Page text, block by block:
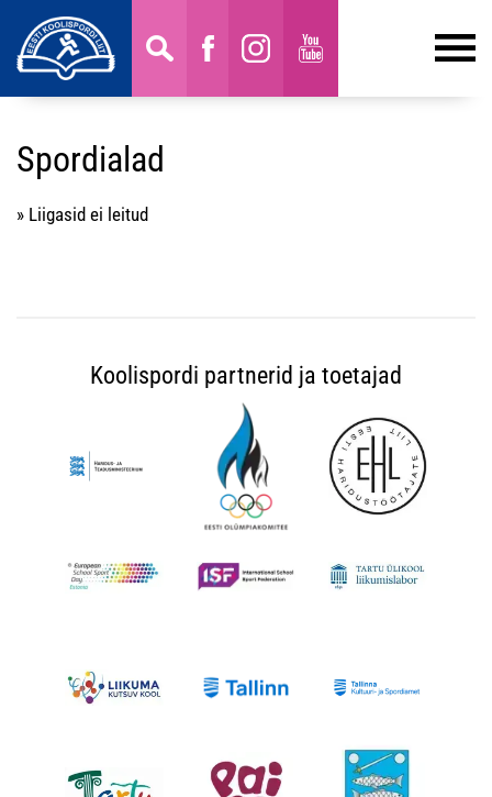
Spordialad
» Liigasid ei leitud
Koolispordi partnerid ja toetajad